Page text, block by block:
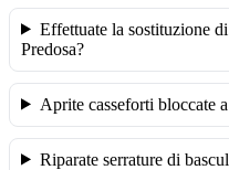
Effettuate la sostituzione
Predosa?
Aprite casseforti bloccate
Riparate serrature di